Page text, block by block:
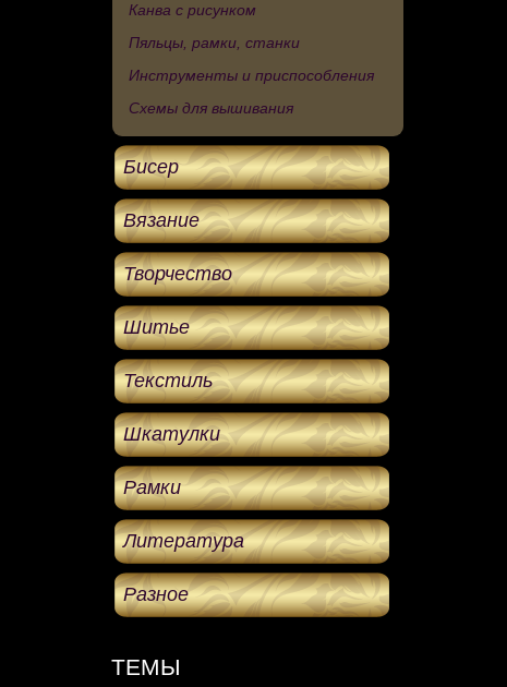
Канва с рисунком
Пяльцы, рамки, станки
Инструменты и приспособления
Схемы для вышивания
Бисер
Вязание
Творчество
Шитье
Текстиль
Шкатулки
Рамки
Литература
Разное
ТЕМЫ